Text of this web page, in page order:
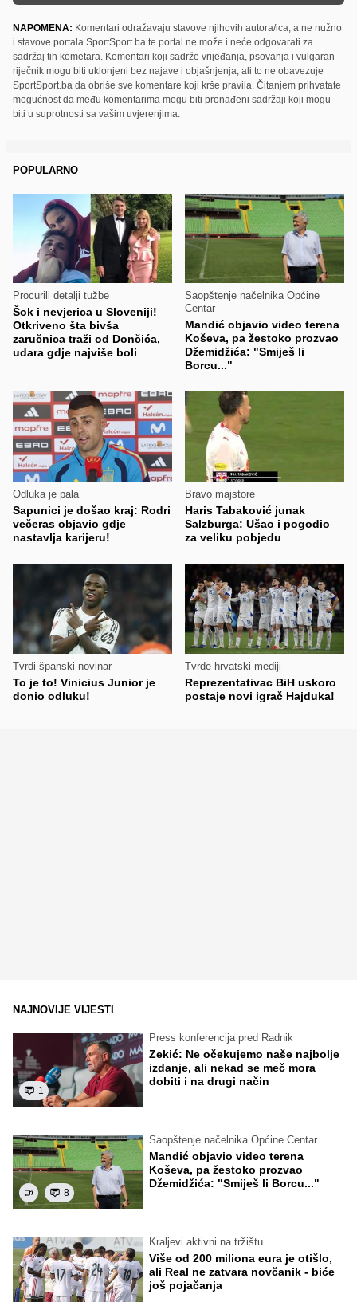
NAPOMENA: Komentari odražavaju stavove njihovih autora/ica, a ne nužno
i stavove portala SportSport.ba te portal ne može i neće odgovarati za
sadržaj tih kometara. Komentari koji sadrže vrijeđanja, psovanja i vulgaran
riječnik mogu biti uklonjeni bez najave i objašnjenja, ali to ne obavezuje
SportSport.ba da obriše sve komentare koji krše pravila. Čitanjem prihvatate
mogućnost da među komentarima mogu biti pronađeni sadržaji koji mogu
biti u suprotnosti sa vašim uvjerenjima.
POPULARNO
Procurili detalji tužbe
Šok i nevjerica u Sloveniji!
Otkriveno šta bivša
zaručnica traži od Dončića,
udara gdje najviše boli
Saopštenje načelnika Općine
Centar
Mandić objavio video terena
Koševa, pa žestoko prozvao
Džemidžića: "Smiješ li
Borcu..."
Odluka je pala
Sapunici je došao kraj: Rodri
večeras objavio gdje
nastavlja karijeru!
Bravo majstore
Haris Tabaković junak
Salzburga: Ušao i pogodio
za veliku pobjedu
Tvrdi španski novinar
To je to! Vinicius Junior je
donio odluku!
Tvrde hrvatski mediji
Reprezentativac BiH uskoro
postaje novi igrač Hajduka!
NAJNOVIJE VIJESTI
1
Press konferencija pred Radnik
Zekić: Ne očekujemo naše najbolje
izdanje, ali nekad se meč mora
dobiti i na drugi način
8
Saopštenje načelnika Općine Centar
Mandić objavio video terena
Koševa, pa žestoko prozvao
Džemidžića: "Smiješ li Borcu..."
Kraljevi aktivni na tržištu
Više od 200 miliona eura je otišlo,
ali Real ne zatvara novčanik - biće
još pojačanja